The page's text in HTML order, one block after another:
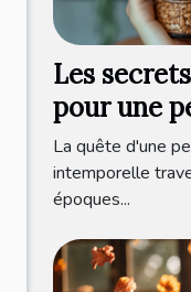
Les
pour une
La quête d'une
intemporelle
époques...